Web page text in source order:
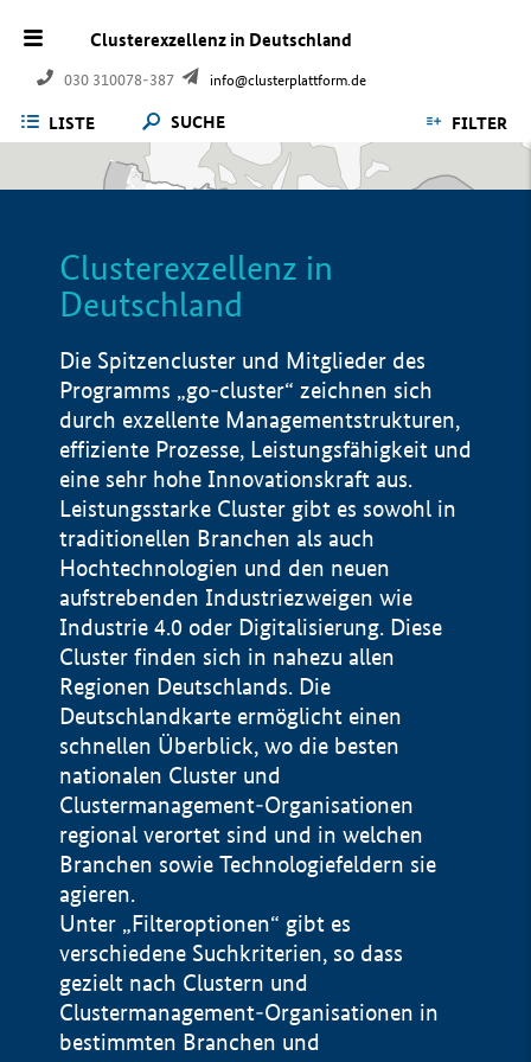
Clusterexzellenz in Deutschland
030 310078-387 info@clusterplattform.de
LISTE SUCHE FILTER
Clusterexzellenz in
Deutschland
Die Spitzencluster und Mitglieder des
Programms „go-cluster“ zeichnen sich
durch exzellente Managementstrukturen,
effiziente Prozesse, Leistungsfähigkeit und
eine sehr hohe Innovationskraft aus.
Leistungsstarke Cluster gibt es sowohl in
traditionellen Branchen als auch
Hochtechnologien und den neuen
aufstrebenden Industriezweigen wie
Industrie 4.0 oder Digitalisierung. Diese
Cluster finden sich in nahezu allen
Regionen Deutschlands. Die
Deutschlandkarte ermöglicht einen
schnellen Überblick, wo die besten
nationalen Cluster und
Clustermanagement-Organisationen
regional verortet sind und in welchen
Branchen sowie Technologiefeldern sie
agieren.
Unter „Filteroptionen“ gibt es
verschiedene Suchkriterien, so dass
gezielt nach Clustern und
Clustermanagement-Organisationen in
bestimmten Branchen und
Impressum
Datenschutzerklärung
BMWE, 2026 ©
100 km © Geobasis-DE / BKG 2015